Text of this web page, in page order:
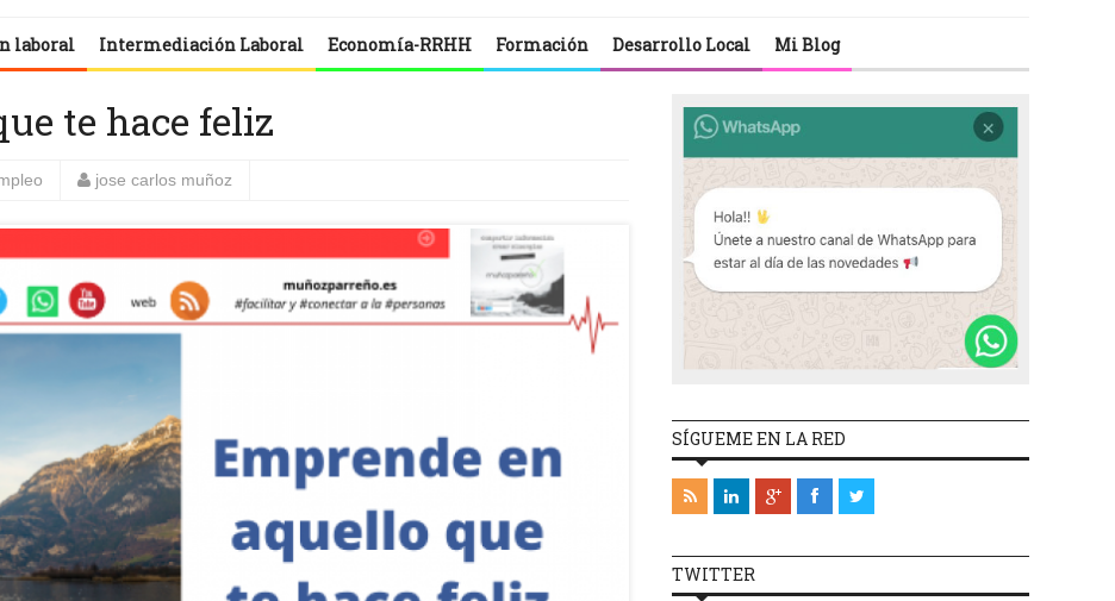
laboral Intermediación Laboral Economía-RRHH Formación Desarrollo Local Mi Blog
te hace feliz
jose carlos muñoz
SÍGUEME EN LA RED
TWITTER